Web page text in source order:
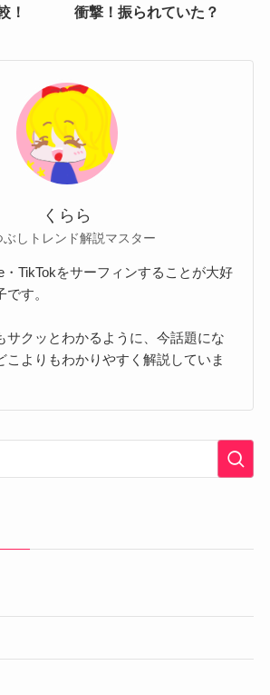
！
衝撃！振られていた？
くらら
ぶしトレンド解説マスター
・TikTokをサーフィンすることが大好
す。
サクッとわかるように、今話題にな
こよりもわかりやすく解説していま